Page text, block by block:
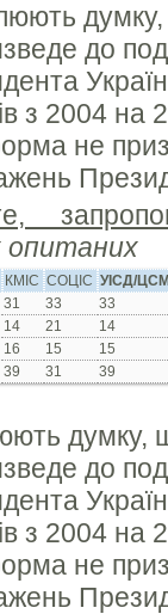
до
з 2004 на
не
опитаних
КМІС СОЦІС УІСД/
31 33
33
14 21
14
16 15
15
39 31 39
до
з 2004 на
не